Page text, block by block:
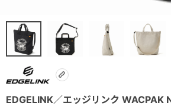
EDGELINK／エッジリンク WACPAK